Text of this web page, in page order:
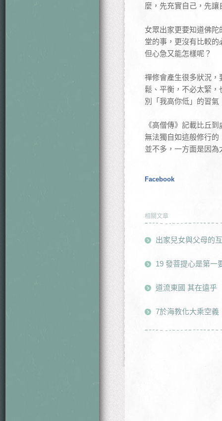
麼，先充實自己，先
女眾出家更要知道佛
堂的事，更沒有比較
但心急又能怎樣呢？
禪修會產生很多狀況
鬆、平衡，不必太緊
別「我高你低」的習
《高僧傳》記載比丘
無法獨自如這般修行
並不多，一方面是因
Facebook
相關文章
出家兒女與父母的
19 發菩提心是第一
道流東國 其在遠乎
7於海教化大乘空義